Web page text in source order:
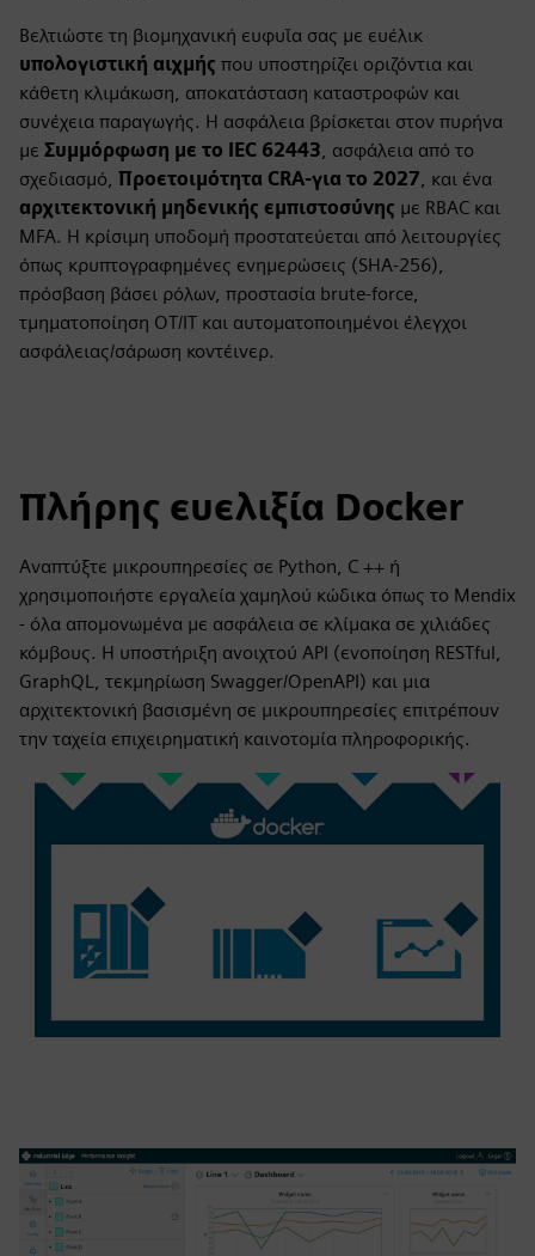
Βελτιώστε τη βιομηχανική ευφυΐα σας με ευέλικ
υπολογιστική αιχμής που υποστηρίζει οριζόντια και
κάθετη κλιμάκωση, αποκατάσταση καταστροφών και
συνέχεια παραγωγής. Η ασφάλεια βρίσκεται στον πυρήνα
με Συμμόρφωση με το IEC 62443, ασφάλεια από το
σχεδιασμό, Προετοιμότητα CRA-για το 2027, και ένα
αρχιτεκτονική μηδενικής εμπιστοσύνης με RBAC και
MFA. Η κρίσιμη υποδομή προστατεύεται από λειτουργίες
όπως κρυπτογραφημένες ενημερώσεις (SHA-256),
πρόσβαση βάσει ρόλων, προστασία brute-force,
τμηματοποίηση OT/IT και αυτοματοποιημένοι έλεγχοι
ασφάλειας/σάρωση κοντέινερ.
Πλήρης ευελιξία Docker
Αναπτύξτε μικρουπηρεσίες σε Python, C ++ ή
χρησιμοποιήστε εργαλεία χαμηλού κώδικα όπως το Mendix
- όλα απομονωμένα με ασφάλεια σε κλίμακα σε χιλιάδες
κόμβους. Η υποστήριξη ανοιχτού API (ενοποίηση RESTful,
GraphQL, τεκμηρίωση Swagger/OpenAPI) και μια
αρχιτεκτονική βασισμένη σε μικρουπηρεσίες επιτρέπουν
την ταχεία επιχειρηματική καινοτομία πληροφορικής.